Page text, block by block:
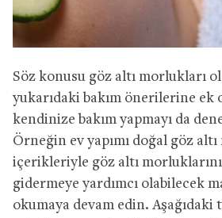
Söz konusu göz altı morlukları
yukarıdaki bakım önerilerine ek
kendinize bakım yapmayı da
Örneğin ev yapımı doğal göz
içerikleriyle göz altı
gidermeye yardımcı olabilecek
okumaya devam edin.